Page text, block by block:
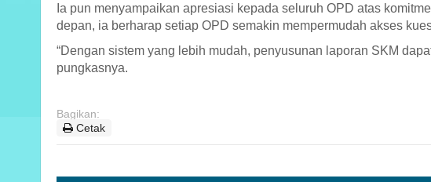
Ia pun menyampaikan apresiasi kepada seluruh OPD atas
depan, ia berharap setiap OPD semakin mempermudah akses
“Dengan sistem yang lebih mudah, penyusunan laporan SKM
pungkasnya.
Bagikan:
Cetak